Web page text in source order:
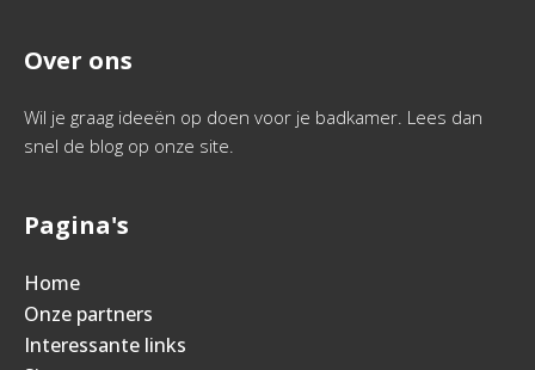
Over ons
Wil je graag ideeën op doen voor je badkamer. Lees dan
snel de blog op onze site.
Pagina's
Home
Onze partners
Interessante links